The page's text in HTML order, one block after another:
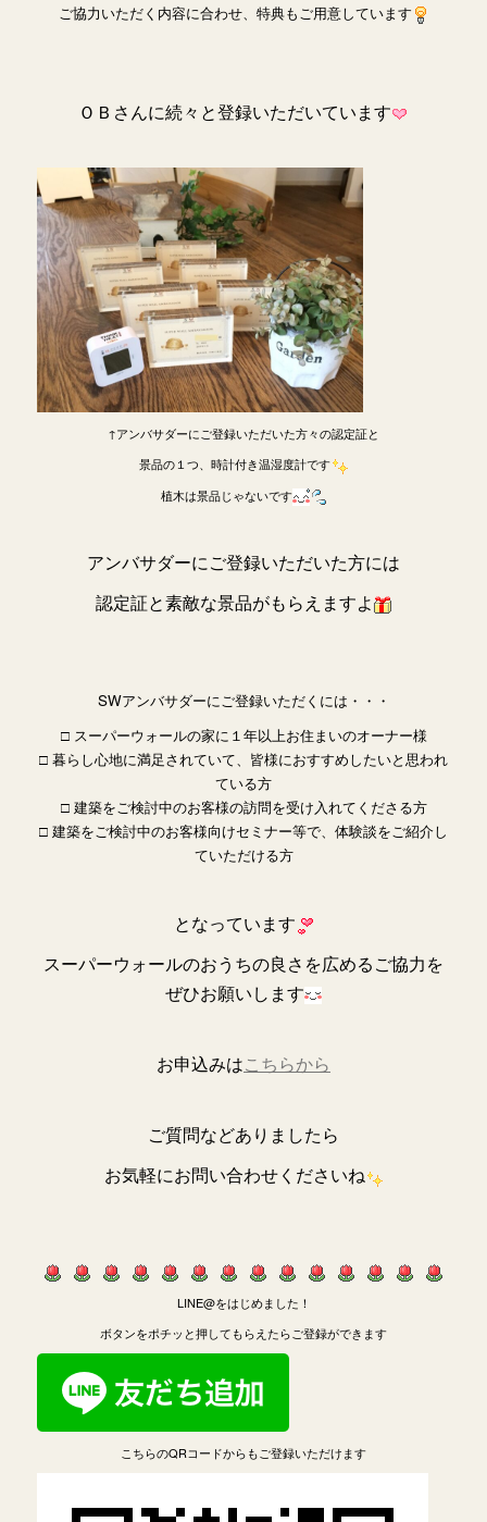
ご協力いただく内容に合わせ、特典もご用意しています
ＯＢさんに続々と登録いただいています
↑アンバサダーにご登録いただいた方々の認定証と
景品の１つ、時計付き温湿度計です
植木は景品じゃないです
アンバサダーにご登録いただいた方には
認定証と素敵な景品がもらえますよ
SWアンバサダーにご登録いただくには・・・
□ スーパーウォールの家に１年以上お住まいのオーナー様
□ 暮らし心地に満足されていて、皆様におすすめしたいと思われ
ている方
□ 建築をご検討中のお客様の訪問を受け入れてくださる方
□ 建築をご検討中のお客様向けセミナー等で、体験談をご紹介し
ていただける方
となっています
スーパーウォールのおうちの良さを広めるご協力を
ぜひお願いします
お申込みはこちらから
ご質問などありましたら
お気軽にお問い合わせくださいね
LINE@をはじめました！
ボタンをポチッと押してもらえたらご登録ができます
こちらのQRコードからもご登録いただけます